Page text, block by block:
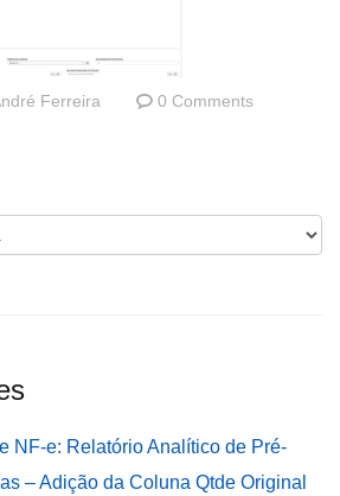
Ferreira 0 Comments
NF-e: Relatório Analítico de Pré-
– Adição da Coluna Qtde Original